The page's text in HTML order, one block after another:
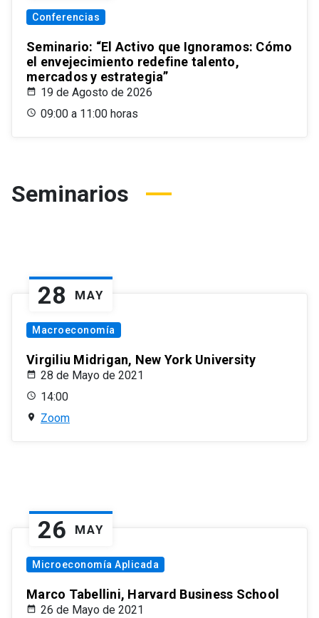
Conferencias
Seminario: “El Activo que Ignoramos: Cómo
el envejecimiento redefine talento,
mercados y estrategia”
19 de Agosto de 2026
09:00 a 11:00 horas
Seminarios
28 MAY
Macroeconomía
Virgiliu Midrigan, New York University
28 de Mayo de 2021
14:00
Zoom
26 MAY
Microeconomía Aplicada
Marco Tabellini, Harvard Business School
26 de Mayo de 2021